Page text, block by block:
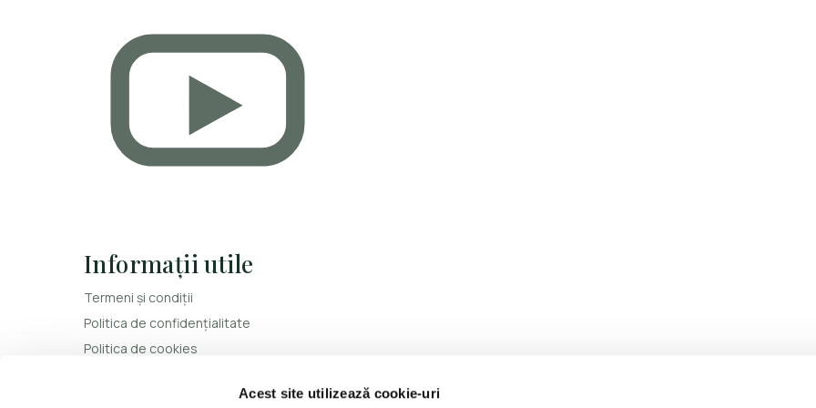
Acest site utilizează cookie-uri
Informații utile
Termeni și condiții
Politica de confidențialitate
Politica de cookies